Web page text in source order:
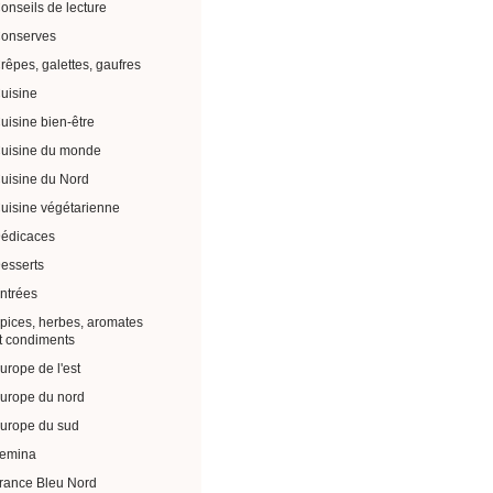
de lecture
galettes, gaufres
bien-être
du monde
du Nord
végétarienne
herbes, aromates
condiments
de l'est
du nord
du sud
Bleu Nord